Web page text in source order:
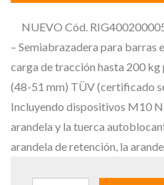
NUEVO Cód.
– Semiabrazadera para barras
carga de tracción hasta 200
(48-51 mm) TÜV (certificado
Incluyendo dispositivos M10
arandela y la tuerca
arandela de retención, la